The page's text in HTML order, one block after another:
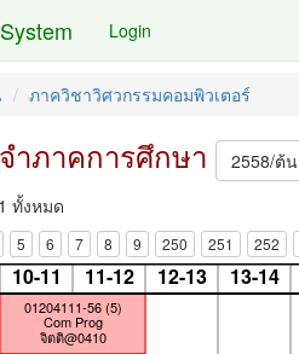
Login
ภาควิชาวิศวกรรมคอมพิวเตอร์
ำภาคการศึกษา
2558/ต้น
ทั้งหมด
5 6 7 8 9 250 251 252
10-11 11-12 12-13 13-14
01204111-56 (5)
Com Prog
จิตติ@0410